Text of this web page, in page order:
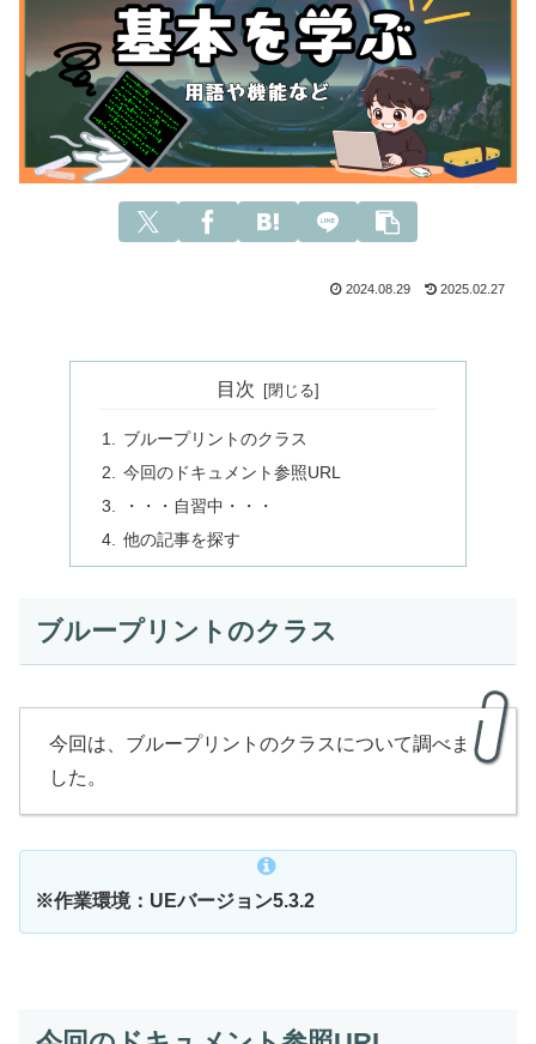
2024.08.29 2025.02.27
目次
ブループリントのクラス
今回のドキュメント参照URL
・・・自習中・・・
他の記事を探す
ブループリントのクラス
今回は、ブループリントのクラスについて調べま
した。
※作業環境：UEバージョン5.3.2